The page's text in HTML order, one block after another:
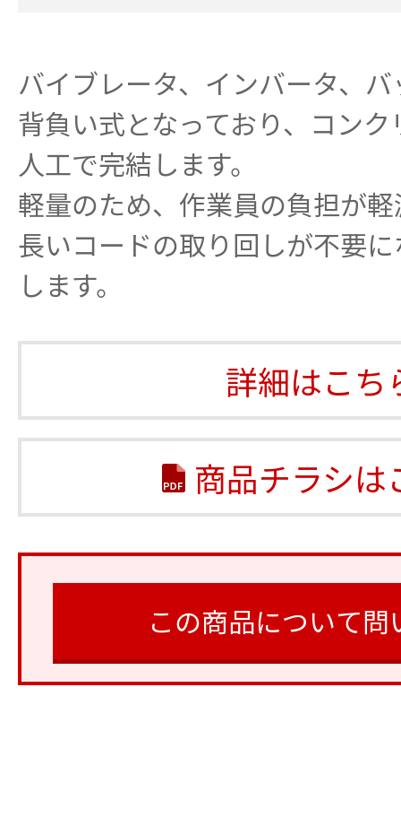
バイブレータ、インバータ、
背負い式となっており、コン
人工で完結します。
軽量のため、作業員の負担が
長いコードの取り回しが不要
します。
詳細はこち
商品チラシは
この商品について